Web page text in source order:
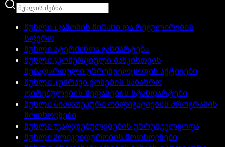
მუხლი 1კანონის მიზანი და რეგულირების
სფერო
მუხლი 2ტერმინთა განმარტება
მუხლი3კომერციული ბანკისთვის
ნებადართული უზრუნველყოფის აქტივები
მუხლი 4უძრავი ქონების საბაზრო
ღირებულების შეფასების სტანდარტები
მუხლი 6იპოთეკური ობლიგაციების პროგრამის
მოთხოვნები
მუხლი7ვალდებულებების უზრუნველყოფა
მუხლი 8ლიკვიდურობის მოთხოვნები